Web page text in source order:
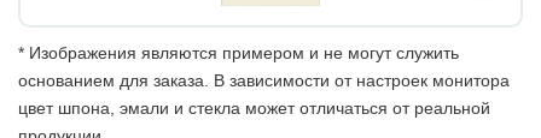
* Изображения являются примером и не могут служить
основанием для заказа. В зависимости от настроек монитора
цвет шпона, эмали и стекла может отличаться от реальной